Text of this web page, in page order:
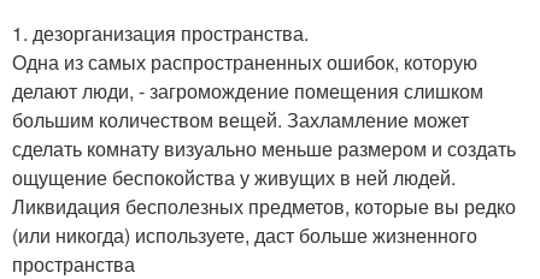
1. дезорганизация пространства.
Одна из самых распространенных ошибок, которую
делают люди, - загромождение помещения слишком
большим количеством вещей. Захламление может
сделать комнату визуально меньше размером и создать
ощущение беспокойства у живущих в ней людей.
Ликвидация бесполезных предметов, которые вы редко
(или никогда) используете, даст больше жизненного
пространства